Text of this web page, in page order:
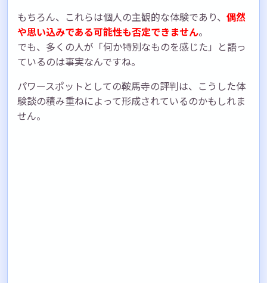
もちろん、これらは個人の主観的な体験であり、 偶然
や思い込みである可能性も否定できません。
でも、多くの人が「何か特別なものを感じた」と語っ
ているのは事実なんですね。
パワースポットとしての鞍馬寺の評判は、こうした体
験談の積み重ねによって形成されているのかもしれま
せん。